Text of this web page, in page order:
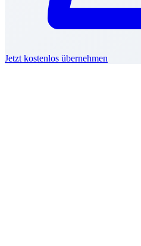
Jetzt kostenlos übernehmen